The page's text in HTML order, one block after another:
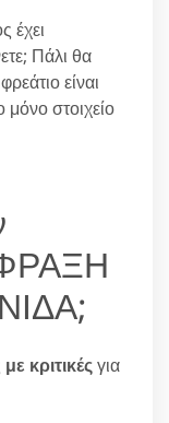
έχει
Πάλι θα
είναι
μόνο στοιχείο
με κριτικέςγια